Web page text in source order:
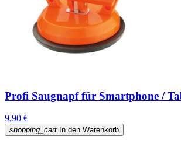
Profi Saugnapf für Smartphone /
9,90 €
shopping_cart In den Warenkorb